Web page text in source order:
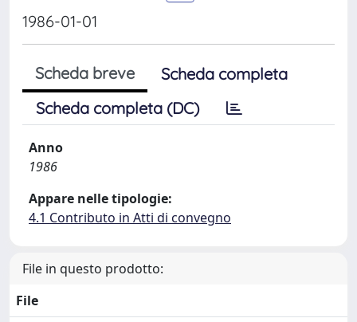
1986-01-01
Scheda breve
Scheda completa
Scheda completa (DC)
Anno
1986
Appare nelle tipologie:
4.1 Contributo in Atti di convegno
File in questo prodotto:
File